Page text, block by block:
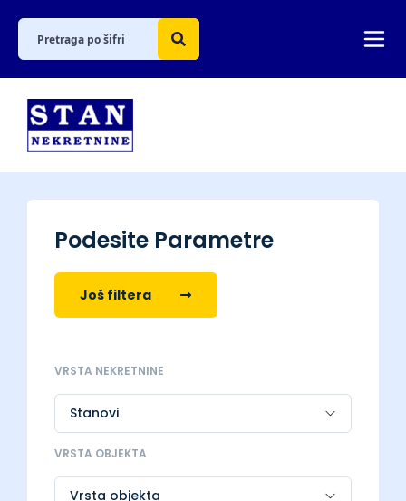
Podesite Parametre
Još filtera
VRSTA NEKRETNINE
VRSTA OBJEKTA